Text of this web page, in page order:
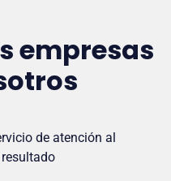
empresas
de atención al